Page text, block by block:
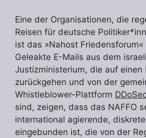
Eine der Organisationen, die
Reisen für deutsche
ist das »Nahost Friedensforum«
Geleakte E-Mails aus dem
Justizministerium, die auf einen
zurückgehen und von der
Whistleblower-Plattform
sind, zeigen, dass das NAFFO
international agierende,
eingebunden ist, die von der